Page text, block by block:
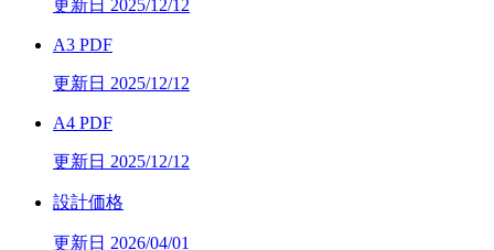
更新日 2025/12/12
A3 PDF
更新日 2025/12/12
A4 PDF
更新日 2025/12/12
設計価格
更新日 2026/04/01